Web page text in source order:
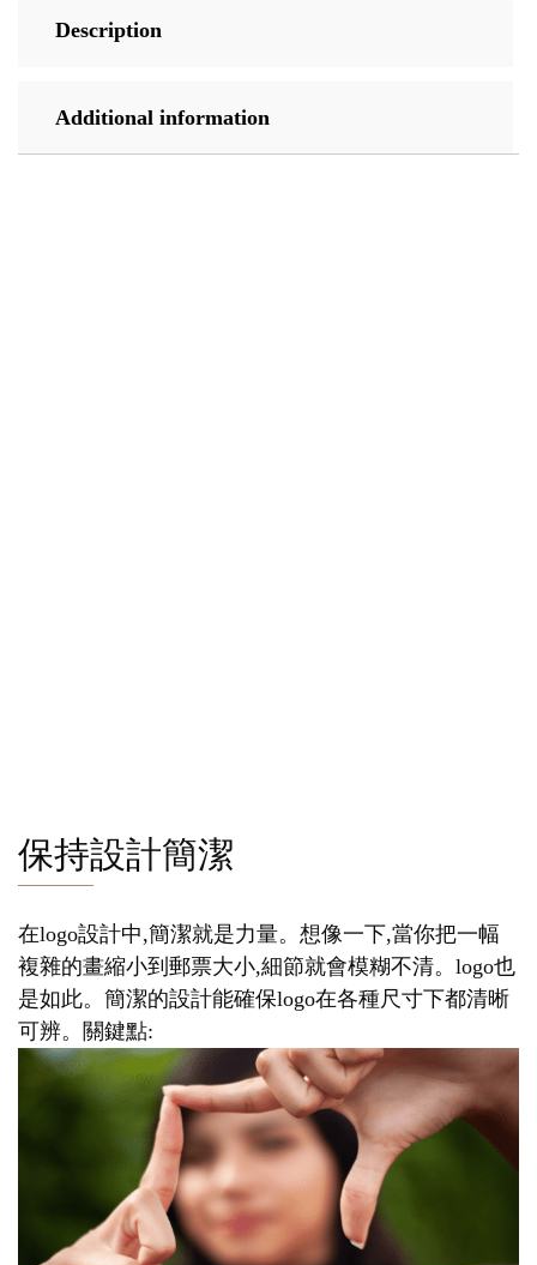
Description
Additional information
保持設計簡潔
在logo設計中,簡潔就是力量。想像一下,當你把一幅
複雜的畫縮小到郵票大小,細節就會模糊不清。logo也
是如此。簡潔的設計能確保logo在各種尺寸下都清晰
可辨。關鍵點: